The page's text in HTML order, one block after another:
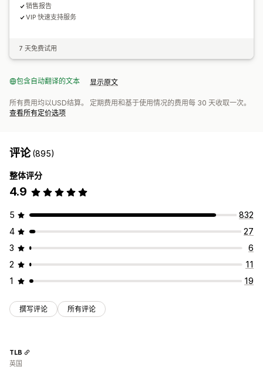
销售报告
VIP 快速支持服务
7 天免费试用
包含自动翻译的文本 显示原文
所有费用均以USD结算。 定期费用和基于使用情况的费用每 30 天收取一次。
查看所有定价选项
评论(895)
整体评分
4.9
5
832
4
27
3
6
2
11
1
19
撰写评论 所有评论
TLB
英国